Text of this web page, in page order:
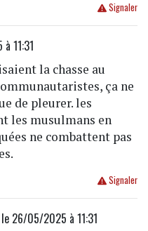
Signaler
11:31
la chasse au
ça ne
de pleurer. les
les musulmans en
ne combattent pas
Signaler
le 26/05/2025 à 11:31